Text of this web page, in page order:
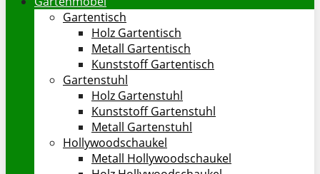
Gartentisch
Holz Gartentisch
Metall Gartentisch
Kunststoff Gartentisch
Gartenstuhl
Holz Gartenstuhl
Kunststoff Gartenstuhl
Metall Gartenstuhl
Hollywoodschaukel
Metall Hollywoodschaukel